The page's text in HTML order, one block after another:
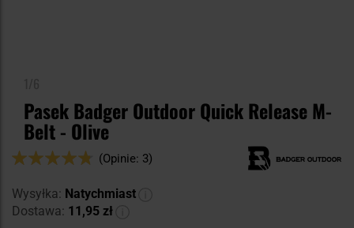
Pasek Badger Outdoor Quick Release M-
Belt - Olive
Ocena:
(Opinie: 3)
Wysyłka: Natychmiast
Dostawa: 11,95 zł